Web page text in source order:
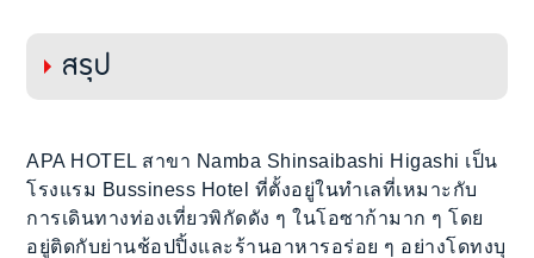
สรุป
APA HOTEL สาขา Namba Shinsaibashi Higashi เป็น
โรงแรม Bussiness Hotel ที่ตั้งอยู่ในทำเลที่เหมาะกับ
การเดินทางท่องเที่ยวพิกัดดัง ๆ ในโอซาก้ามาก ๆ โดย
อยู่ติดกับย่านช้อปปิ้งและร้านอาหารอร่อย ๆ อย่างโดทงบุ